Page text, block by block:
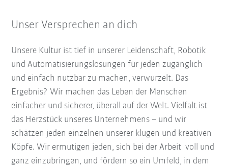
Unser Versprechen an dich
Unsere Kultur ist tief in unserer Leidenschaft, Robotik
und Automatisierungslösungen für jeden zugänglich
und einfach nutzbar zu machen, verwurzelt. Das
Ergebnis? Wir machen das Leben der Menschen
einfacher und sicherer, überall auf der Welt. Vielfalt ist
das Herzstück unseres Unternehmens – und wir
schätzen jeden einzelnen unserer klugen und kreativen
Köpfe. Wir ermutigen jeden, sich bei der Arbeit voll und
ganz einzubringen, und fördern so ein Umfeld, in dem